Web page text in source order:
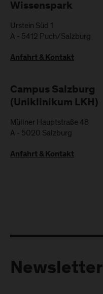
Wissenspark
Urstein Süd 1
A - 5412 Puch/Salzburg
Anfahrt & Kontakt
Campus Salzburg
(Uniklinikum LKH)
Müllner Hauptstraße 48
A - 5020 Salzburg
Anfahrt & Kontakt
Newsletter